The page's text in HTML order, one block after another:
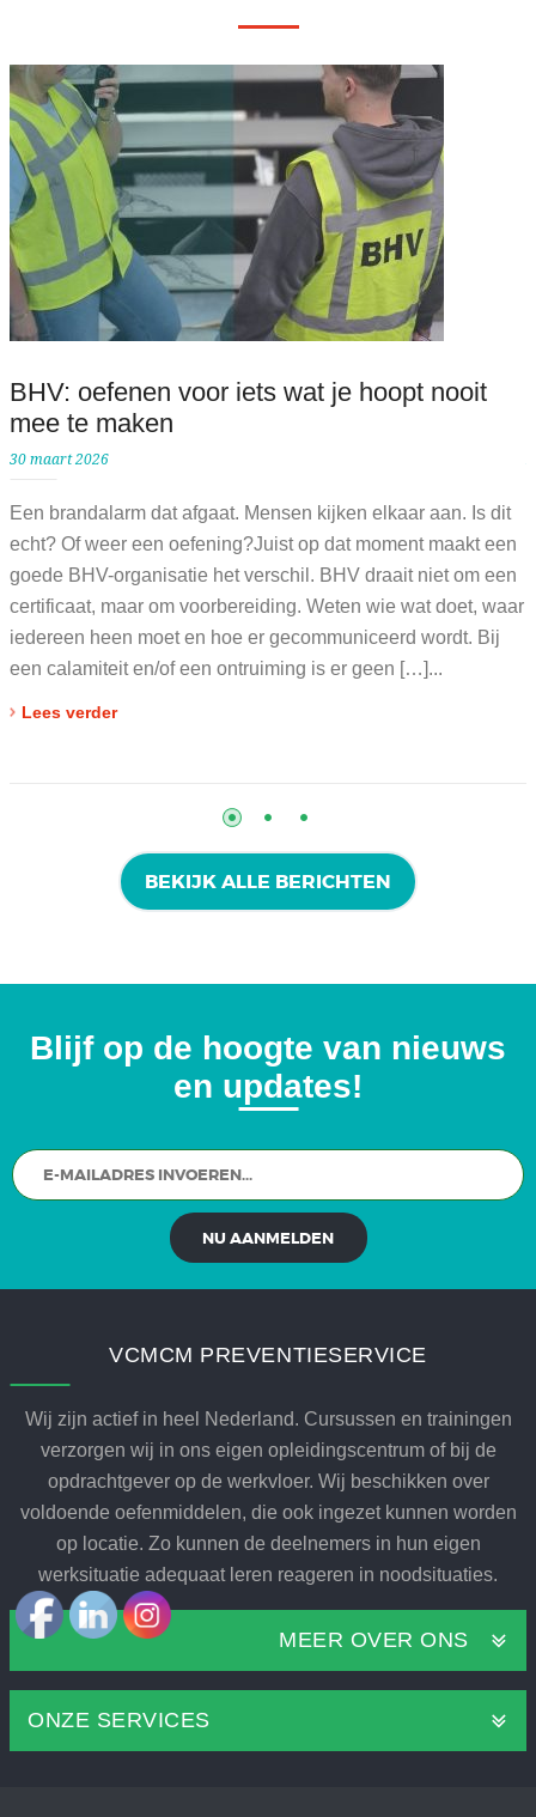
BHV: oefenen voor iets wat je hoopt nooit
mee te maken
30 maart 2026
Een brandalarm dat afgaat. Mensen kijken elkaar aan. Is dit
echt? Of weer een oefening?Juist op dat moment maakt een
goede BHV-organisatie het verschil. BHV draait niet om een
certificaat, maar om voorbereiding. Weten wie wat doet, waar
iedereen heen moet en hoe er gecommuniceerd wordt. Bij
een calamiteit en/of een ontruiming is er geen […]...
Lees verder
BEKIJK ALLE BERICHTEN
Blijf op de hoogte van nieuws
en updates!
VCMCM PREVENTIESERVICE
Wij zijn actief in heel Nederland. Cursussen en trainingen
verzorgen wij in ons eigen opleidingscentrum of bij de
opdrachtgever op de werkvloer. Wij beschikken over
voldoende oefenmiddelen, die ook ingezet kunnen worden
op locatie. Zo kunnen de deelnemers in hun eigen
werksituatie adequaat leren reageren in noodsituaties.
MEER OVER ONS
ONZE SERVICES